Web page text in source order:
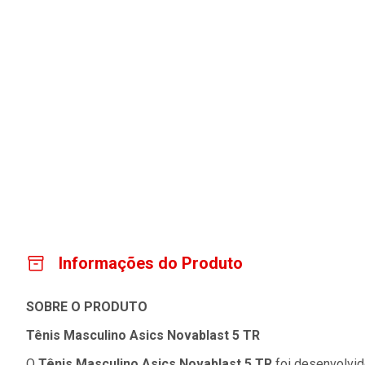
Informações do Produto
SOBRE O PRODUTO
Tênis Masculino Asics Novablast 5 TR